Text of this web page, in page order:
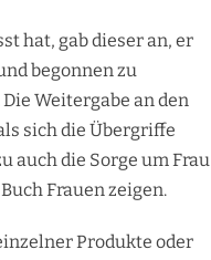
hat, gab dieser an, er
begonnen zu
Weitergabe an den
sich die Übergriffe
auch die Sorge um Frau
Frauen zeigen.
Produkte oder